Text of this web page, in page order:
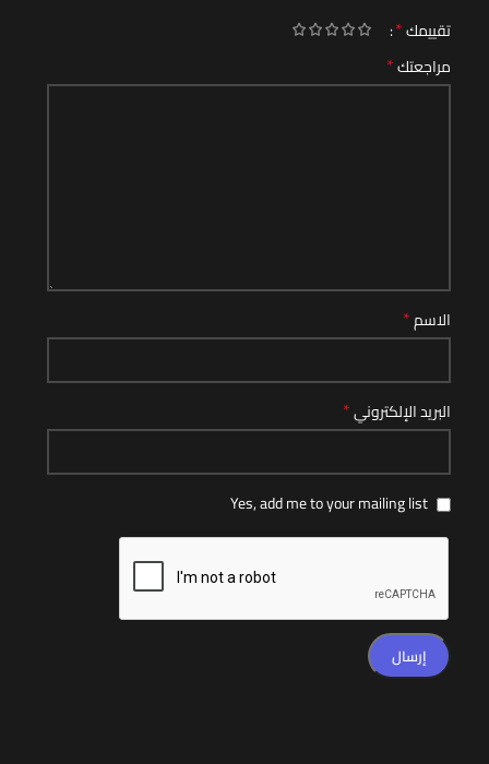
تقييمك*
مراجعتك*
الاسم*
البريد الإلكتروني*
Yes, add me to your mailing list